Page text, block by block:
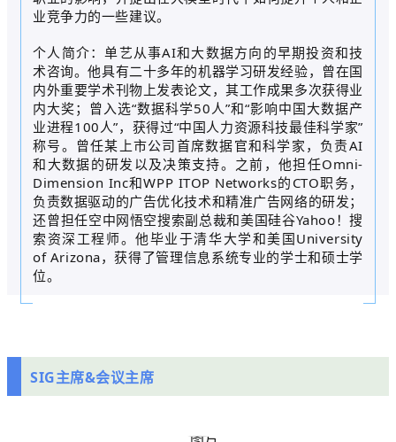
业竞争力的一些建议。
个人简介：单艺从事AI和大数据方向的早期投资和技
术咨询。他具有二十多年的机器学习研发经验，曾在国
内外重要学术刊物上发表论文，其工作成果多次获得业
内大奖；曾入选“数据科学50人”和“影响中国大数据产
业进程100人”，获得过“中国人力资源科技最佳科学家”
称号。曾任某上市公司首席数据官和科学家，负责AI
和大数据的研发以及决策支持。之前，他担任Omni-
Dimension Inc和WPP ITOP Networks的CTO职务，
负责数据驱动的广告优化技术和精准广告网络的研发；
还曾担任空中网悟空搜索副总裁和美国硅谷Yahoo！搜
索资深工程师。他毕业于清华大学和美国University
of Arizona，获得了管理信息系统专业的学士和硕士学
位。
SIG主席&会议主席